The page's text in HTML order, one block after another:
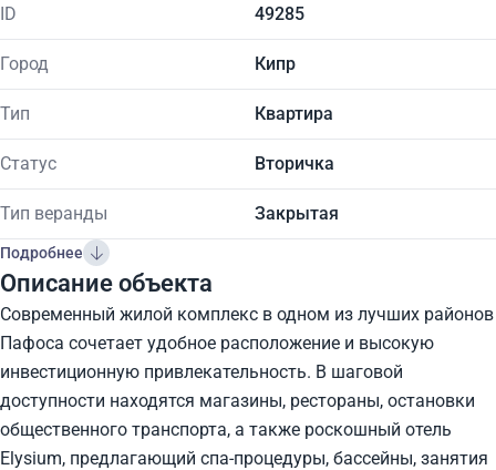
ID 49285
Город Кипр
Тип Квартира
Статус Вторичка
Тип веранды Закрытая
Подробнее
Описание объекта
Современный жилой комплекс в одном из лучших районов
Пафоса сочетает удобное расположение и высокую
инвестиционную привлекательность. В шаговой
доступности находятся магазины, рестораны, остановки
общественного транспорта, а также роскошный отель
Elysium, предлагающий спа-процедуры, бассейны, занятия